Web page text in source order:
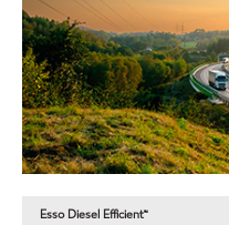
Esso Diesel Efficient™